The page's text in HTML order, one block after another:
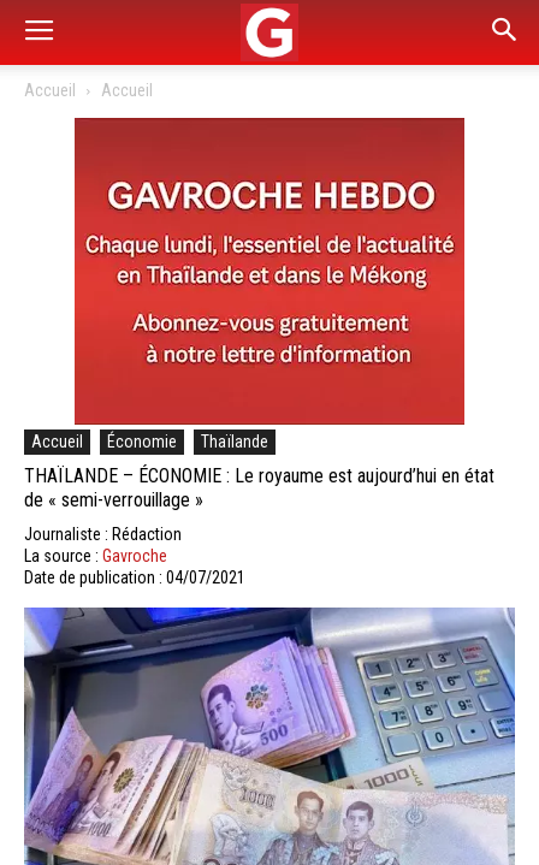
Accueil Accueil
Accueil Économie Thaïlande
THAÏLANDE – ÉCONOMIE : Le royaume est aujourd’hui en état
de « semi-verrouillage »
Journaliste : Rédaction
La source : Gavroche
Date de publication : 04/07/2021